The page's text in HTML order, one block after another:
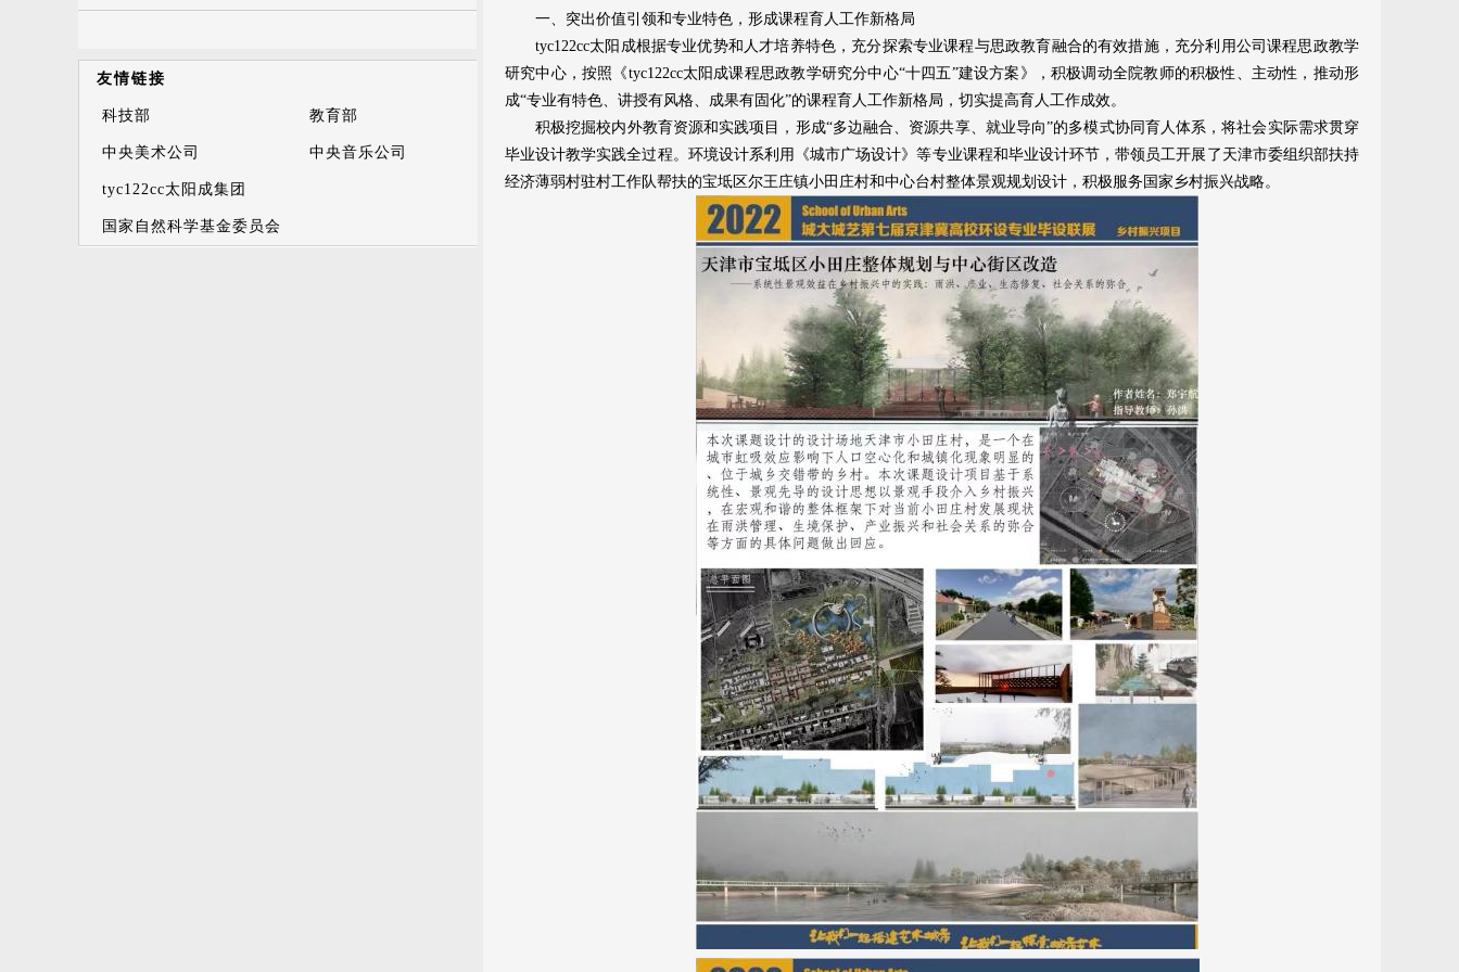
一、突出价值引领和专业特色，形成课程育人工作新格局
tyc122cc太阳成根据专业优势和人才培养特色，充分探索专业课程与思政教育融合的有效措施，充分利用公司课程思政教学
研究中心，按照《tyc122cc太阳成课程思政教学研究分中心“十四五”建设方案》，积极调动全院教师的积极性、主动性，推动形
成“专业有特色、讲授有风格、成果有固化”的课程育人工作新格局，切实提高育人工作成效。
积极挖掘校内外教育资源和实践项目，形成“多边融合、资源共享、就业导向”的多模式协同育人体系，将社会实际需求贯穿
毕业设计教学实践全过程。环境设计系利用《城市广场设计》等专业课程和毕业设计环节，带领员工开展了天津市委组织部扶持
经济薄弱村驻村工作队帮扶的宝坻区尔王庄镇小田庄村和中心台村整体景观规划设计，积极服务国家乡村振兴战略。
友情链接
科技部 教育部
中央美术公司 中央音乐公司
tyc122cc太阳成集团
国家自然科学基金委员会